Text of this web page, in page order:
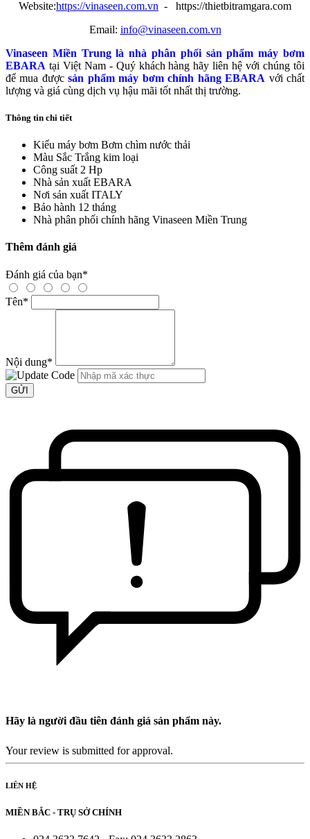
Website:https://vinaseen.com.vn - https://thietbitramgara.com
Email: info@vinaseen.com.vn
Vinaseen Miền Trung là nhà phân phối sản phẩm máy bơm
EBARA tại Việt Nam - Quý khách hàng hãy liên hệ với chúng tôi
để mua đượcsản phẩm máy bơm chính hãng EBARA với chất
lượng và giá cùng dịch vụ hậu mãi tốt nhất thị trường.
Thông tin chi tiết
Kiểu máy bơm Bơm chìm nước thải
Màu Sắc Trắng kim loại
Công suất 2 Hp
Nhà sản xuất EBARA
Nơi sản xuất ITALY
Bảo hành 12 tháng
Nhà phân phối chính hãng Vinaseen Miền Trung
Thêm đánh giá
Đánh giá của bạn*
Tên*
Nội dung*
GỬI
Hãy là người đầu tiên đánh giá sản phẩm này.
Your review is submitted for approval.
LIÊN HỆ
MIỀN BẮC - TRỤ SỞ CHÍNH